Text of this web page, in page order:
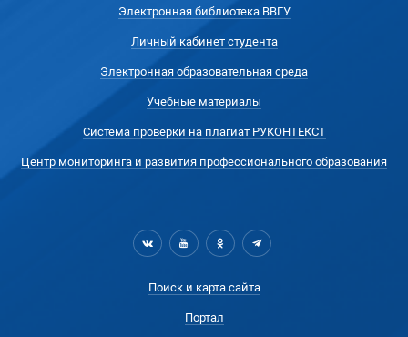
Электронная библиотека ВВГУ
Личный кабинет студента
Электронная образовательная среда
Учебные материалы
Система проверки на плагиат РУКОНТЕКСТ
Центр мониторинга и развития профессионального образования
Поиск и карта сайта
Портал